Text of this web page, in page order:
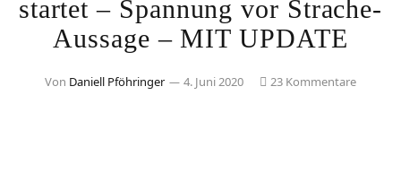
startet – Spannung vor Strache-
Aussage – MIT UPDATE
Von Daniell Pföhringer 4. Juni 2020 23 Kommentare